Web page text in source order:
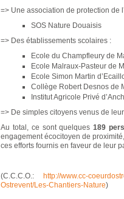
=> Une association de protection de
SOS Nature Douaisis
=> Des établissements scolaires :
Ecole du Champfleury de
Ecole Malraux-Pasteur de
Ecole Simon Martin
Collège Robert Desnos de
Institut Agricole Privé
=> De simples citoyens venus de
Au total, ce sont quelques189
engagement écocitoyen de
ces efforts fournis en faveur de leur
(C.C.C.O.:
http://www.cc-
Ostrevent/Les-Chantiers-Nature)